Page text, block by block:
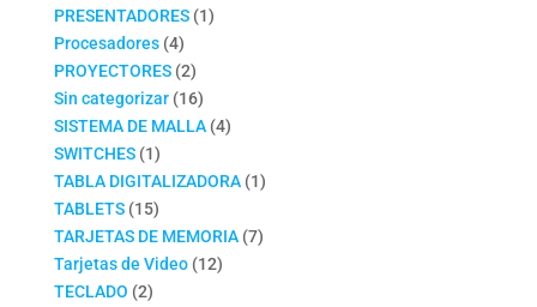
productos
PRESENTADORES 11
Procesadores 44
productos
PROYECTORES 22
productos
Sin categorizar 1616
productos
SISTEMA DE MALLA 44
SWITCHES 11
producto
TABLA DIGITALIZADORA 11
TABLETS 1515
productos
TARJETAS DE MEMORIA 77
Tarjetas de Video 1212
TECLADO 22